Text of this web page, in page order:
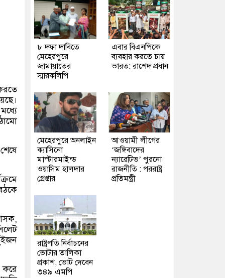
৮ দফা দাবিতে
মেহেরপুরে
জামায়াতের
স্মারকলিপি
এবার বিএনপিকে
ব্যবহার করতে চায়
ভারত: রাশেদ প্রধান
মেহেরপুরে অনলাইন
ক্যাসিনো
মাস্টারমাইন্ড
ওয়াসিম হালদার
গ্রেপ্তার
আওয়ামী লীগের
‘জঙ্গিবাদের
ন্যারেটিভ’ পুরনো
রাজনীতি : পররাষ্ট্র
প্রতিমন্ত্রী
রাষ্ট্রপতি নির্বাচনের
ভোটার তালিকা
প্রকাশ, ভোট দেবেন
৩৪৯ এমপি